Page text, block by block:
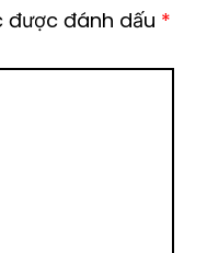
đánh dấu *